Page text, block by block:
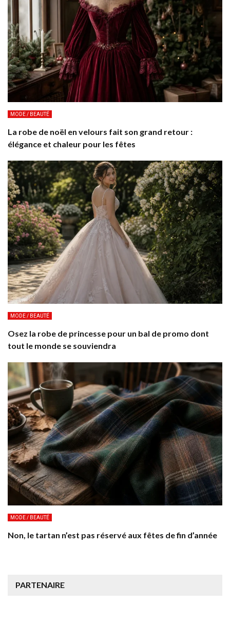
MODE / BEAUTÉ
La robe de noël en velours fait son grand retour :
élégance et chaleur pour les fêtes
MODE / BEAUTÉ
Osez la robe de princesse pour un bal de promo dont
tout le monde se souviendra
MODE / BEAUTÉ
Non, le tartan n’est pas réservé aux fêtes de fin d’année
PARTENAIRE